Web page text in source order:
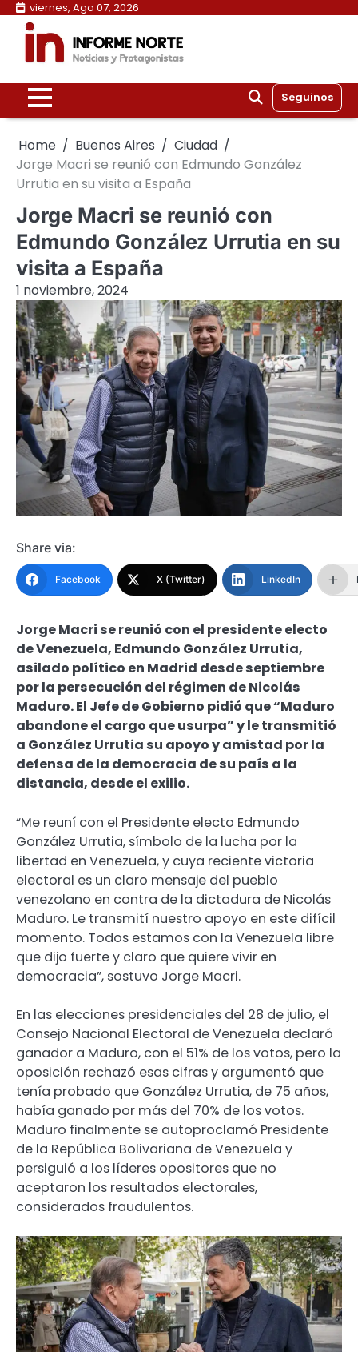
Skip
content
viernes, Ago 07, 2026
Seguinos
Home Buenos Aires
Ciudad
Jorge Macri se reunió con Edmundo González
Urrutia en su visita a España
Jorge Macri se reunió con
Edmundo González Urrutia en su
visita a España
1 noviembre, 2024
Share via:
Facebook X (Twitter) LinkedIn
Jorge Macri se reunió con el presidente electo
de Venezuela, Edmundo González Urrutia,
asilado político en Madrid desde septiembre
por la persecución del régimen de Nicolás
Maduro. El Jefe de Gobierno pidió que “Maduro
abandone el cargo que usurpa” y le transmitió
a González Urrutia su apoyo y amistad por la
defensa de la democracia de su país a la
distancia, desde el exilio.
“Me reuní con el Presidente electo Edmundo
González Urrutia, símbolo de la lucha por la
libertad en Venezuela, y cuya reciente victoria
electoral es un claro mensaje del pueblo
venezolano en contra de la dictadura de Nicolás
Maduro. Le transmití nuestro apoyo en este difícil
momento. Todos estamos con la Venezuela libre
que dijo fuerte y claro que quiere vivir en
democracia”, sostuvo Jorge Macri.
En las elecciones presidenciales del 28 de julio, el
Consejo Nacional Electoral de Venezuela declaró
ganador a Maduro, con el 51% de los votos, pero la
oposición rechazó esas cifras y argumentó que
tenía probado que González Urrutia, de 75 años,
había ganado por más del 70% de los votos.
Maduro finalmente se autoproclamó Presidente
de la República Bolivariana de Venezuela y
persiguió a los líderes opositores que no
aceptaron los resultados electorales,
considerados fraudulentos.